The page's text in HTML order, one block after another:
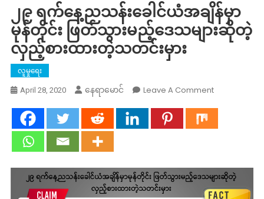
၂၉ ရက်နေ့ညသန်းခေါင်ယံအချိန်မှာ
မုန်တိုင်း ဖြတ်သွားမည့်ဒေသများဆိုတဲ့
လှည့်စားထားတဲ့သတင်းမှား
လူမှုရေး
April 28, 2020 နေရာမောင် Leave A CommentOn
နေ့
အချိန်
မှာ